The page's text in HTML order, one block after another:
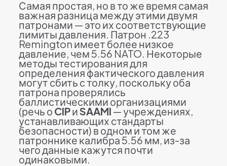
Самая простая, но в то же время самая
важная разница между этими двумя
патронами — это их соответствующие
лимиты давления. Патрон .223
Remington имеет более низкое
давление, чем 5.56 NATO. Некоторые
методы тестирования для
определения фактического давления
могут сбить с толку, поскольку оба
патрона проверялись
баллистическими организациями
(речь о CIPиSAAMI — учреждениях,
устанавливающих стандарты
безопасности) в одном и том же
патроннике калибра 5.56 мм, из-за
чего данные кажутся почти
одинаковыми.